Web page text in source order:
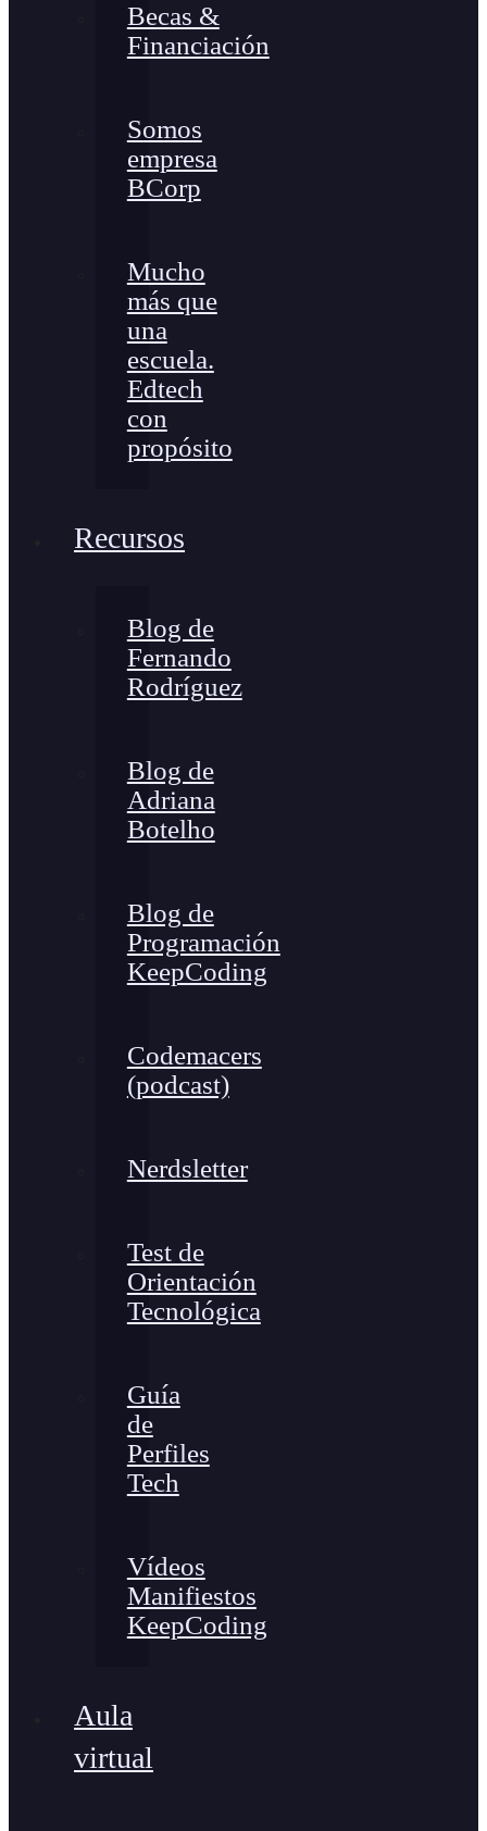
Becas &
Financiación
Somos
empresa
BCorp
Mucho
más que
una
escuela.
Edtech
con
propósito
Recursos
Blog de
Fernando
Rodríguez
Blog de
Adriana
Botelho
Blog de
Programación
KeepCoding
Codemacers
(podcast)
Nerdsletter
Test de
Orientación
Tecnológica
Guía
de
Perfiles
Tech
Vídeos
Manifiestos
KeepCoding
Aula
virtual